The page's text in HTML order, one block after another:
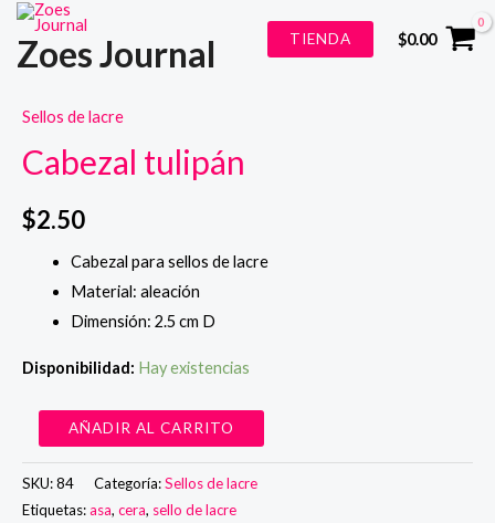
contenido
Zoes Journal TIENDA $0.00
Sellos de lacre
Cabezal tulipán
$2.50
Cabezal para sellos de lacre
Material: aleación
Dimensión: 2.5 cm D
Disponibilidad: Hay existencias
Cabezal
cantidad
AÑADIR AL CARRITO
SKU:84 Categoría:Sellos de lacre
Etiquetas:asa, cera, sello de lacre